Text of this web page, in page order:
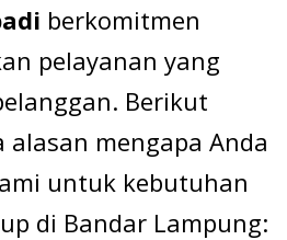
berkomitmen
pelayanan yang
Berikut
alasan mengapa Anda
untuk kebutuhan
di Bandar Lampung: